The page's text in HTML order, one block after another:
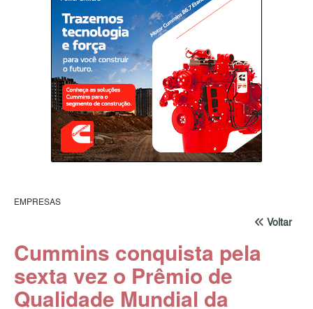
EMPRESAS
Voltar
Cummins conquista pela
sexta vez o Prêmio de
Qualidade Mundial da